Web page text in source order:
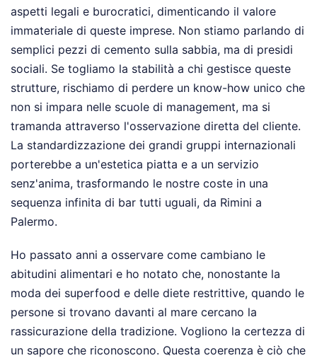
aspetti legali e burocratici, dimenticando il valore
immateriale di queste imprese. Non stiamo parlando di
semplici pezzi di cemento sulla sabbia, ma di presidi
sociali. Se togliamo la stabilità a chi gestisce queste
strutture, rischiamo di perdere un know-how unico che
non si impara nelle scuole di management, ma si
tramanda attraverso l'osservazione diretta del cliente.
La standardizzazione dei grandi gruppi internazionali
porterebbe a un'estetica piatta e a un servizio
senz'anima, trasformando le nostre coste in una
sequenza infinita di bar tutti uguali, da Rimini a
Palermo.
Ho passato anni a osservare come cambiano le
abitudini alimentari e ho notato che, nonostante la
moda dei superfood e delle diete restrittive, quando le
persone si trovano davanti al mare cercano la
rassicurazione della tradizione. Vogliono la certezza di
un sapore che riconoscono. Questa coerenza è ciò che